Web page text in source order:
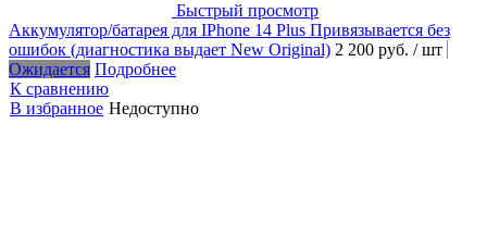
Быстрый просмотр
Аккумулятор/батарея для IPhone 14 Plus Привязывается без
ошибок (диагностика выдает New Original) 2 200 руб. / шт
Ожидается Подробнее
К сравнению
В избранное Недоступно